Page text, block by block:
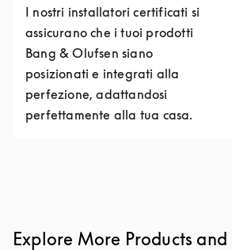
I nostri installatori certificati si
assicurano che i tuoi prodotti
Bang & Olufsen siano
posizionati e integrati alla
perfezione, adattandosi
perfettamente alla tua casa.
Explore More Products and